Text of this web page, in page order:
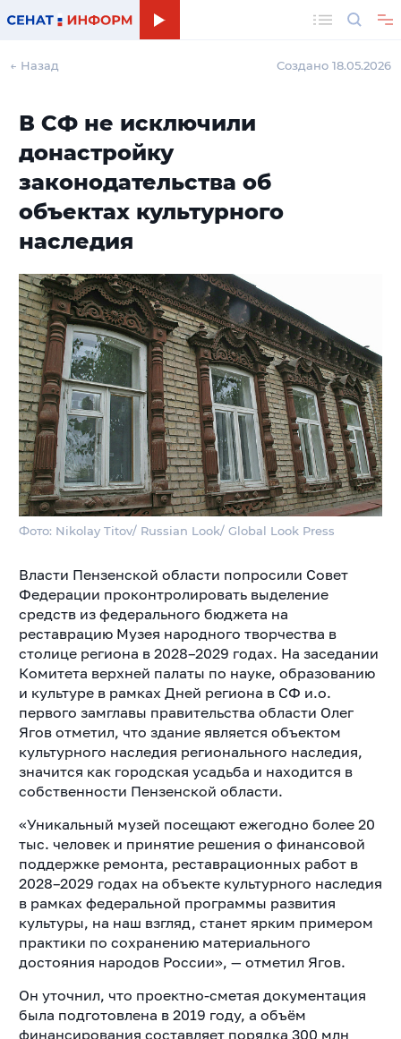
← Назад Создано 18.05.2026
В СФ не исключили
донастройку
законодательства об
объектах культурного
наследия
Фото: Nikolay Titov/ Russian Look/ Global Look Press
Власти Пензенской области попросили Совет
Федерации проконтролировать выделение
средств из федерального бюджета на
реставрацию Музея народного творчества в
столице региона в 2028–2029 годах. На заседании
Комитета верхней палаты по науке, образованию
и культуре в рамках Дней региона в СФ и.о.
первого замглавы правительства области Олег
Ягов отметил, что здание является объектом
культурного наследия регионального наследия,
значится как городская усадьба и находится в
собственности Пензенской области.
«Уникальный музей посещают ежегодно более 20
тыс. человек и принятие решения о финансовой
поддержке ремонта, реставрационных работ в
2028–2029 годах на объекте культурного наследия
в рамках федеральной программы развития
культуры, на наш взгляд, станет ярким примером
практики по сохранению материального
достояния народов России», — отметил Ягов.
Он уточнил, что проектно-сметая документация
была подготовлена в 2019 году, а объём
финансирования составляет порядка 300 млн